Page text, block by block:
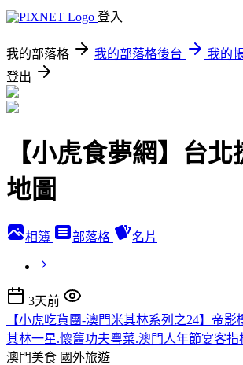
登入
我的部落格 我的部落格後台
我的
登出
【小虎食夢網】台
地圖
相簿 部落格 名片
3天前
【小虎吃貨團-澳門米其林系列之24】帝
其林一星.懷舊功夫粵菜.澳門人年節宴客指
澳門美食 國外旅遊